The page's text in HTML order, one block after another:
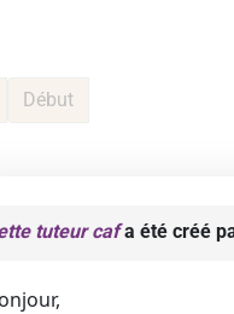
Début
tuteur cafa été créé